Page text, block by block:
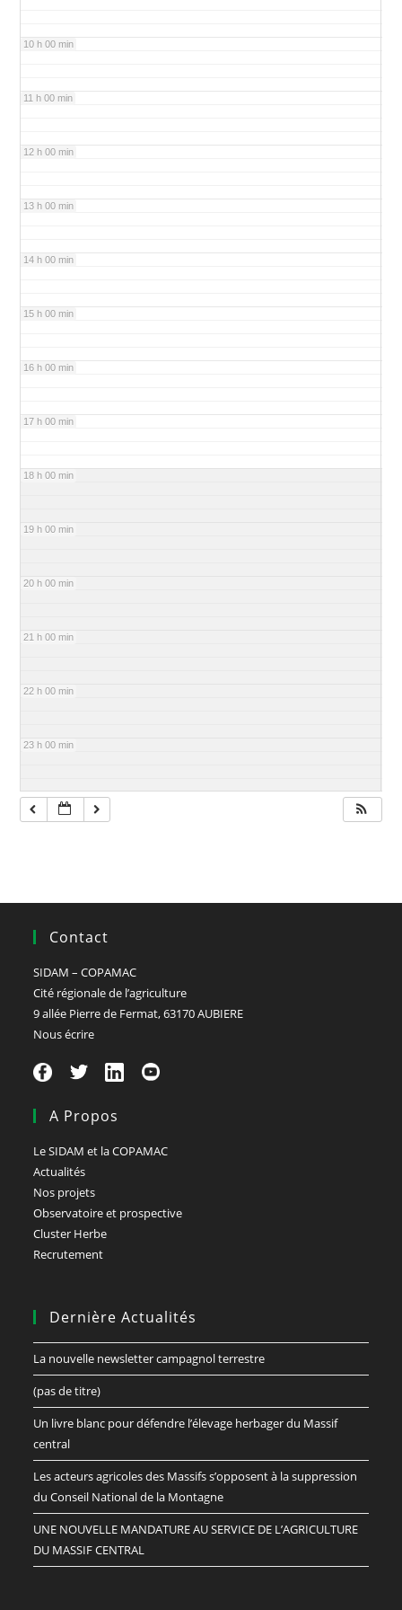
10 h 00 min
11 h 00 min
12 h 00 min
13 h 00 min
14 h 00 min
15 h 00 min
16 h 00 min
17 h 00 min
18 h 00 min
19 h 00 min
20 h 00 min
21 h 00 min
22 h 00 min
23 h 00 min
Contact
SIDAM – COPAMAC
Cité régionale de l’agriculture
9 allée Pierre de Fermat, 63170 AUBIERE
Nous écrire
A Propos
Le SIDAM et la COPAMAC
Actualités
Nos projets
Observatoire et prospective
Cluster Herbe
Recrutement
Dernière Actualités
La nouvelle newsletter campagnol terrestre
(pas de titre)
Un livre blanc pour défendre l’élevage herbager du Massif
central
Les acteurs agricoles des Massifs s’opposent à la suppression
du Conseil National de la Montagne
UNE NOUVELLE MANDATURE AU SERVICE DE L’AGRICULTURE
DU MASSIF CENTRAL